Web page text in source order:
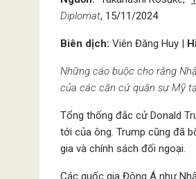
Diplomat, 15/11/2024
Biên dịch: Viên Đăng Huy |
Những cáo buộc cho rằng
của các căn cứ quân sự Mỹ
Tổng thống đắc cử Donald
tới của ông. Trump cũng đã
gia và chính sách đối ngoại.
Các quốc gia Đông Á như